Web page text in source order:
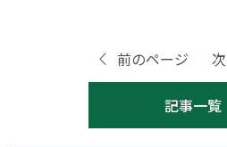
前のページ
記事一覧